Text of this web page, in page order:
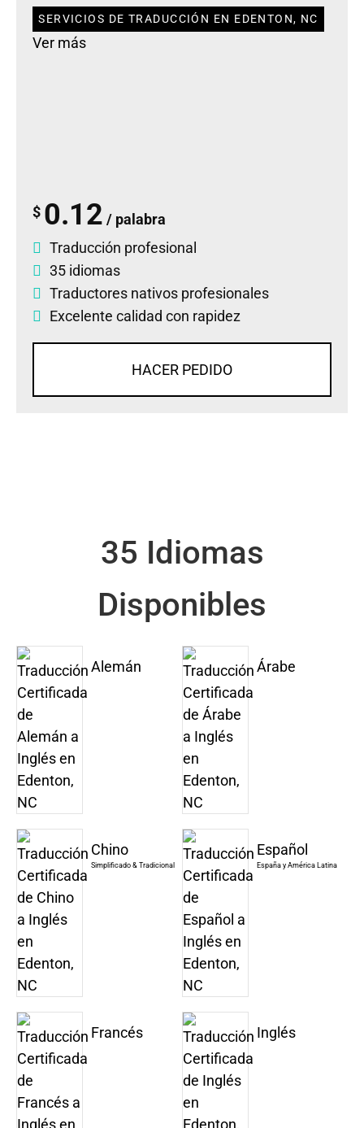
SERVICIOS DE TRADUCCIÓN EN EDENTON, NC
Ver más
$ 0.12 / palabra
Traducción profesional
35 idiomas
Traductores nativos profesionales
Excelente calidad con rapidez
HACER PEDIDO
35 Idiomas
Disponibles
Alemán Árabe
Chino
Simplificado & Tradicional
Español
España y América Latina
Francés Inglés